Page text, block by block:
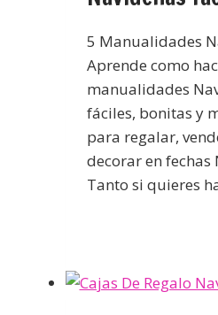
5 Manualidades
Aprende como
manualidades
fáciles, bonitas y
para regalar,
decorar en fechas
Tanto si quieres